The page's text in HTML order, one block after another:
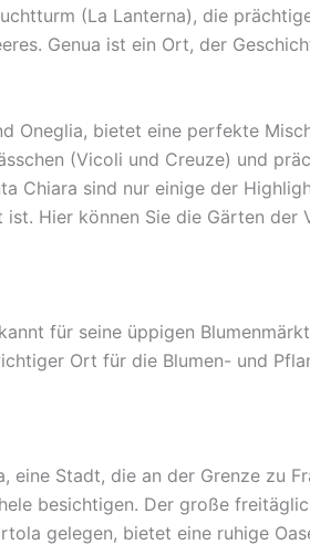
(La Lanterna), die
Genua ist ein Ort, der
Oneglia, bietet eine perfekte
(Vicoli und Creuze) und
Chiara sind nur einige der
Hier können Sie die Gärten der
für seine üppigen
Ort für die Blumen- und
Stadt, die an der Grenze zu
besichtigen. Der große
gelegen, bietet eine ruhige